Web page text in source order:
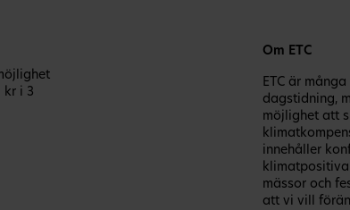
i 3
Om ETC
ETC är
dagstidning,
möjlighet att
innehåller
klimatpositiva
mässor och
att vi vill